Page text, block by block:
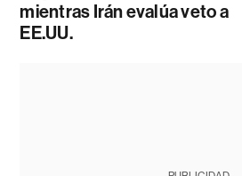
mientras Irán evalúa veto a
EE.UU.